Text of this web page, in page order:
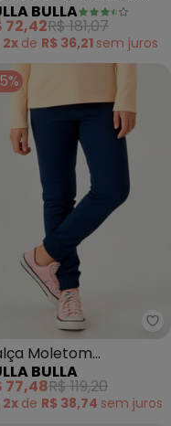
BULLA
72,42R$ 181,07
2x de R$ 36,21 sem juros
Juvenil em
Moletom
BULLA
77,48R$ 119,20
2x de R$ 38,74 sem juros